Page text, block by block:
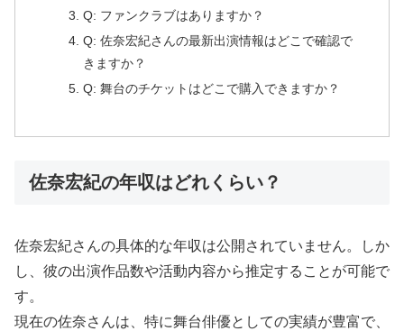
Q: ファンクラブはありますか？
Q: 佐奈宏紀さんの最新出演情報はどこで確認で
きますか？
Q: 舞台のチケットはどこで購入できますか？
佐奈宏紀の年収はどれくらい？
佐奈宏紀さんの具体的な年収は公開されていません。しか
し、彼の出演作品数や活動内容から推定することが可能で
す。
現在の佐奈さんは、特に舞台俳優としての実績が豊富で、